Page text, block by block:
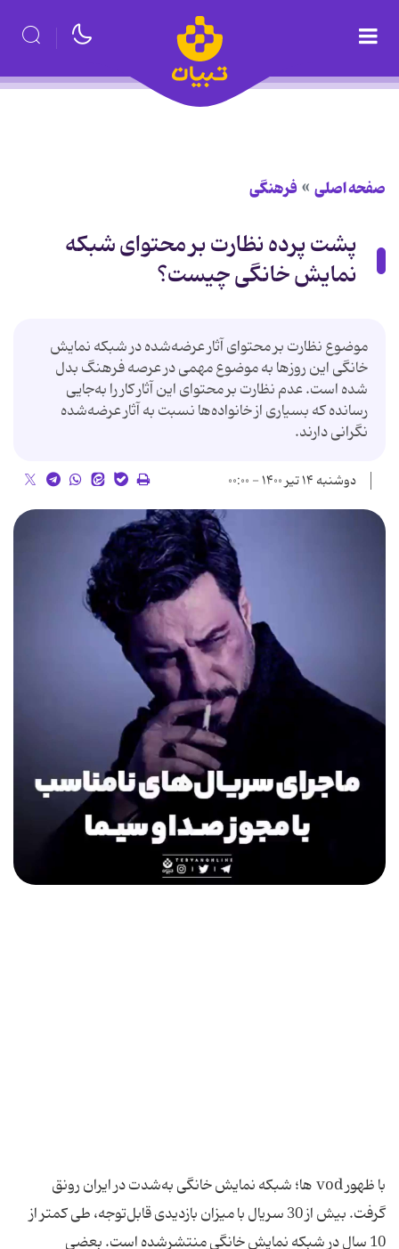
صفحه اصلی فرهنگی
پشت پرده نظارت بر محتوای شبکه
نمایش خانگی چیست؟
موضوع نظارت بر محتوای آثار عرضه‌شده در شبکه نمایش
خانگی این روزها به موضوع مهمی در عرصه فرهنگ بدل
شده است. عدم نظارت بر محتوای این آثار کار را به‌جایی
رسانده که بسیاری از خانواده‌ها نسبت به آثار عرضه‌شده
نگرانی دارند.
دوشنبه ۱۴ تیر ۱۴۰۰ - ۰۰:۰۰
با ظهور vod ها؛ شبکه نمایش خانگی به‌شدت در ایران رونق
گرفت. بیش از 30 سریال با میزان بازدیدی قابل‌توجه، طی کمتر از
10 سال در شبکه نمایش خانگی منتشرشده است. بعضی